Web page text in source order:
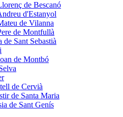
de Bescanó
d'Estanyol
de Vilanna
de Montfullà
de Sant Sebastià
de Montbó
de Cervià
de Santa Maria
de Sant Genís